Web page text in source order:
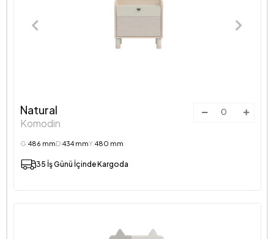
Natural
Komodin
G:486 mmD:434 mmY:480 mm
35 İş Günü İçinde Kargoda